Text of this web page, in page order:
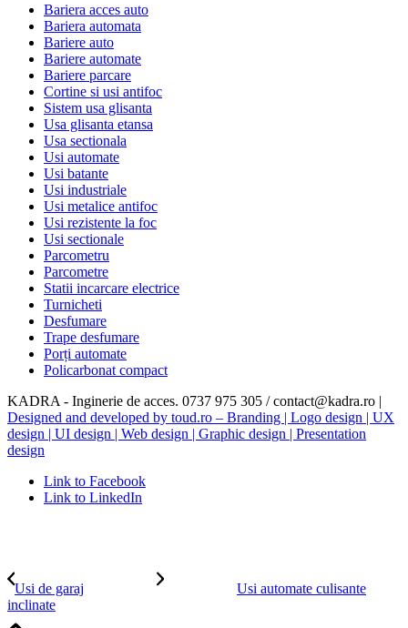
Bariera acces auto
Bariera automata
Bariere auto
Bariere automate
Bariere parcare
Cortine si usi antifoc
Sistem usa glisanta
Usa glisanta etansa
Usa sectionala
Usi automate
Usi batante
Usi industriale
Usi metalice antifoc
Usi rezistente la foc
Usi sectionale
Parcometru
Parcometre
Statii incarcare electrice
Turnicheti
Desfumare
Trape desfumare
Porți automate
Policarbonat compact
KADRA - Inginerie de acces. 0737 975 305 / contact@kadra.ro |
Designed and developed by toud.ro – Branding | Logo design | UX
design | UI design | Web design | Graphic design | Presentation
design
Link to Facebook
Link to LinkedIn
Usi de garaj
Usi automate culisante
inclinate